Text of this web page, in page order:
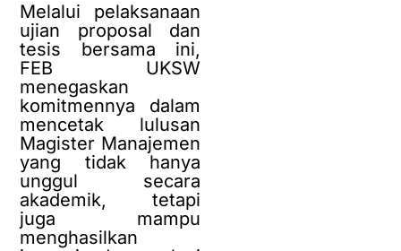
Melalui pelaksanaan
ujian proposal dan
tesis bersama ini,
FEB UKSW
menegaskan
komitmennya dalam
mencetak lulusan
Magister Manajemen
yang tidak hanya
unggul secara
akademik, tetapi
juga mampu
menghasilkan